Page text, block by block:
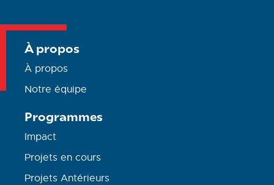
À propos
À propos
Notre équipe
Programmes
Impact
Projets en cours
Projets Antérieurs